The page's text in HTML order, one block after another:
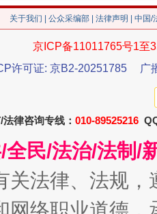
生
关于我们 公众采编部 法律声明 | 中国
京ICP备11011765号1至
许可证: 京B2-20251785
广
律咨询专线： 010-89525216
全民/法治/法制/
关法律、法规